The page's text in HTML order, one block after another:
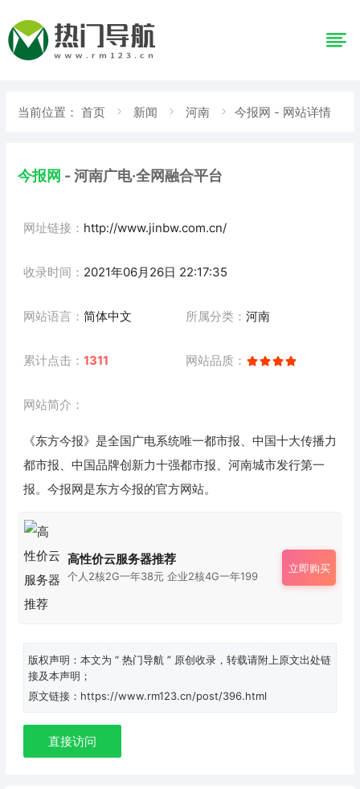
当前位置： 首页 新闻 河南 今报网 - 网站详情
今报网 - 河南广电·全网融合平台
网址链接： http://www.jinbw.com.cn/
收录时间： 2021年06月26日 22:17:35
网站语言： 简体中文 所属分类： 河南
累计点击： 1311 网站品质：
网站简介：
《东方今报》是全国广电系统唯一都市报、中国十大传播力
都市报、中国品牌创新力十强都市报、河南城市发行第一
报。今报网是东方今报的官方网站。
高性价云服务器推荐
个人2核2G一年38元 企业2核4G一年199
立即购买
版权声明：本文为 “ 热门导航 ” 原创收录，转载请附上原文出处链
接及本声明；
原文链接：https://www.rm123.cn/post/396.html
直接访问